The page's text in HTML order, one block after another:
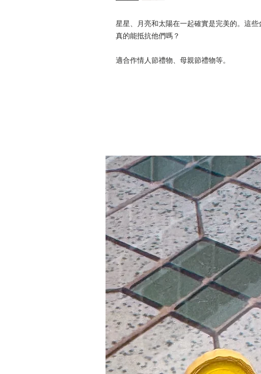
星星、月亮和太陽在一起確實是完美的。這
真的能抵抗他們嗎？
適合作情人節禮物、母親節禮物等。